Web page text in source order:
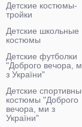
Детские костюмы-
тройки
Детские школьные
костюмы
Детские футболки
"Доброго вечора,
з України"
Детские
костюмы "Доброго
вечора, ми з
України"